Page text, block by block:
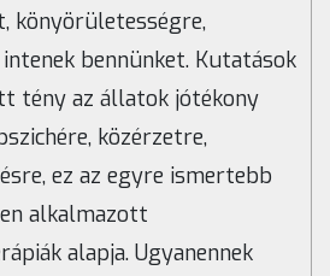
könyörületességre,
bennünket. Kutatások
tény az állatok jótékony
közérzetre,
ez az egyre ismertebb
alkalmazott
alapja. Ugyanennek